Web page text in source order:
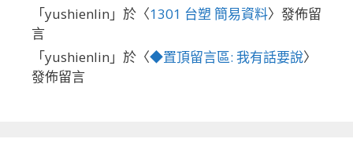
「yushienlin 」於〈1301 台塑 簡易資料〉發佈留
言
「yushienlin 」於〈◆置頂留言區: 我有話要說〉
發佈留言